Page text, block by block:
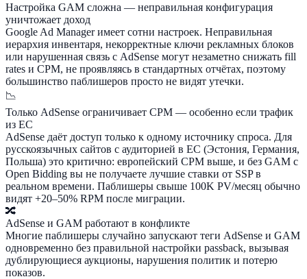
Настройка GAM сложна — неправильная конфигурация
уничтожает доход
Google Ad Manager имеет сотни настроек. Неправильная
иерархия инвентаря, некорректные ключи рекламных блоков
или нарушенная связь с AdSense могут незаметно снижать fill
rates и CPM, не проявляясь в стандартных отчётах, поэтому
большинство паблишеров просто не видят утечки.
📉
Только AdSense ограничивает CPM — особенно если трафик
из ЕС
AdSense даёт доступ только к одному источнику спроса. Для
русскоязычных сайтов с аудиторией в ЕС (Эстония, Германия,
Польша) это критично: европейский CPM выше, и без GAM с
Open Bidding вы не получаете лучшие ставки от SSP в
реальном времени. Паблишеры свыше 100K PV/месяц обычно
видят +20–50% RPM после миграции.
🔀
AdSense и GAM работают в конфликте
Многие паблишеры случайно запускают теги AdSense и GAM
одновременно без правильной настройки passback, вызывая
дублирующиеся аукционы, нарушения политик и потерю
показов.